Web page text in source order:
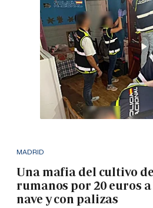
MADRID
Una mafia del cultivo
rumanos por 20 euros
nave y con palizas